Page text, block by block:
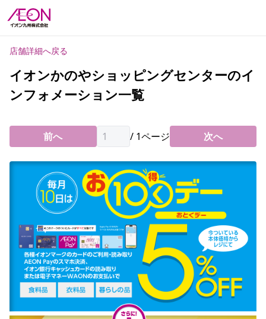
店舗詳細へ戻る
イオンかのやショッピングセンターのイ
ンフォメーション一覧
前へ / 1ページ 次へ